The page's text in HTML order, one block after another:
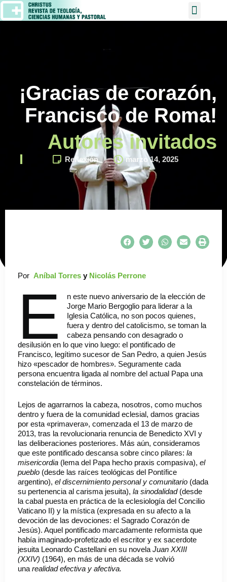
¡Gracias de corazón,
Francisco de Roma!
Autores invitados
Reflexión marzo 14, 2025
Por Aníbal Torres y Nicolás Perrone
E
n este nuevo aniversario de la elección de
Jorge Mario Bergoglio para liderar a la
Iglesia Católica, no son pocos quienes,
fuera y dentro del catolicismo, se toman la
cabeza pensando con desagrado o
desilusión en lo que vino luego: el pontificado de
Francisco, legítimo sucesor de San Pedro, a quien Jesús
hizo «pescador de hombres». Seguramente cada
persona encuentra ligada al nombre del actual Papa una
constelación de términos.
Lejos de agarrarnos la cabeza, nosotros, como muchos
dentro y fuera de la comunidad eclesial, damos gracias
por esta «primavera», comenzada el 13 de marzo de
2013, tras la revolucionaria renuncia de Benedicto XVI y
las deliberaciones posteriores. Más aún, consideramos
que este pontificado descansa sobre cinco pilares: la
misericordia (lema del Papa hecho praxis compasiva), el
pueblo (desde las raíces teológicas del Pontífice
argentino), el discernimiento personal y comunitario (dada
su pertenencia al carisma jesuita), la sinodalidad(desde
la cabal puesta en práctica de la eclesiología del Concilio
Vaticano II) y la mística (expresada en su afecto a la
devoción de las devociones: el Sagrado Corazón de
Jesús). Aquel pontificado marcadamente reformista que
había imaginado-profetizado el escritor y ex sacerdote
jesuita Leonardo Castellani en su novela Juan XXIII
(XXIV) (1964), en más de una década se volvió
una realidad efectiva y afectiva.